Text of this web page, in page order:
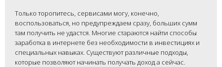
Только торопитесь, сервисами могу, конечно,
воспользоваться, но предупреждаем сразу, больших сумм
там получить не удастся. Многие стараются найти способы
заработка в интернете без необходимости в инвестициях и
специальных навыках. Существуют различные подходы,
которые позволяют начинать получать доход а сейчас.